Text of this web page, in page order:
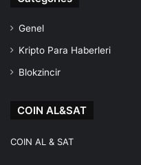
Genel
Kripto Para Haberleri
Blokzincir
COIN AL&SAT
COIN AL & SAT